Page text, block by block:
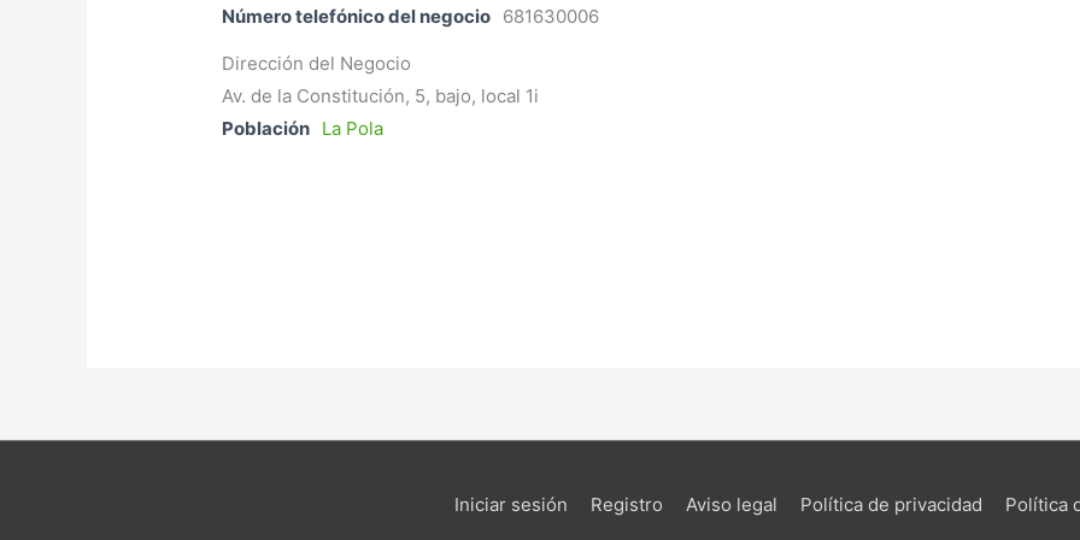
Número telefónico del negocio 681630006
Dirección del Negocio
Av. de la Constitución, 5, bajo, local 1i
Población La Pola
Iniciar sesión Registro Aviso legal Política de privacidad Política